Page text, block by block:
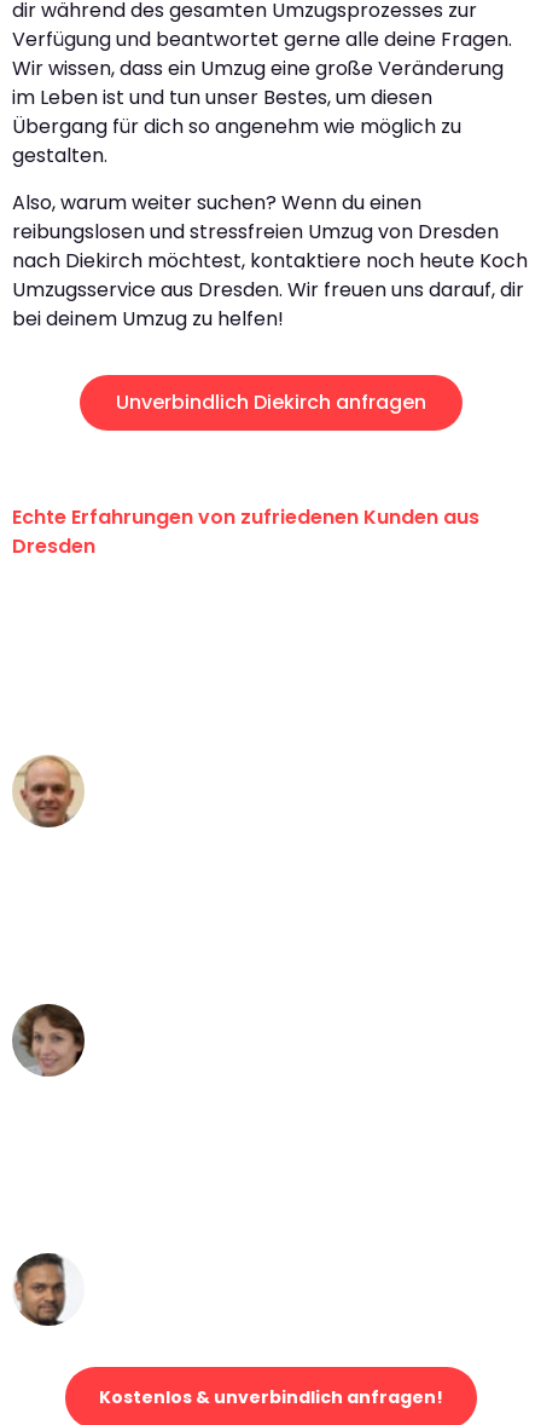
dir während des gesamten Umzugsprozesses zur
Verfügung und beantwortet gerne alle deine Fragen.
Wir wissen, dass ein Umzug eine große Veränderung
im Leben ist und tun unser Bestes, um diesen
Übergang für dich so angenehm wie möglich zu
gestalten.
Also, warum weiter suchen? Wenn du einen
reibungslosen und stressfreien Umzug von Dresden
nach Diekirch möchtest, kontaktiere noch heute Koch
Umzugsservice aus Dresden. Wir freuen uns darauf, dir
bei deinem Umzug zu helfen!
Unverbindlich Diekirch anfragen
Echte Erfahrungen von zufriedenen Kunden aus
Dresden
Kostenlos & unverbindlich anfragen!